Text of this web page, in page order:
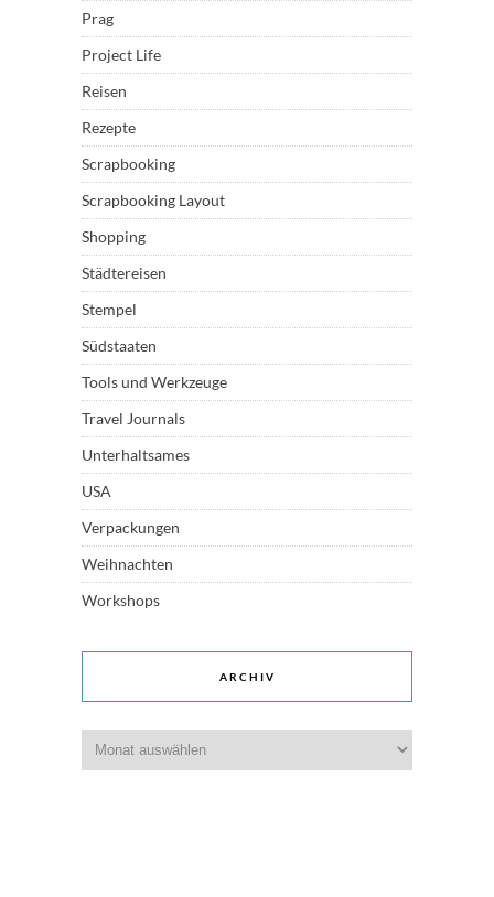
Prag
Project Life
Reisen
Rezepte
Scrapbooking
Scrapbooking Layout
Shopping
Städtereisen
Stempel
Südstaaten
Tools und Werkzeuge
Travel Journals
Unterhaltsames
USA
Verpackungen
Weihnachten
Workshops
ARCHIV